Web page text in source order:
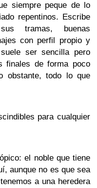
siempre peque de lo
repentinos. Escribe
tramas, buenas
con perfil propio y
ser sencilla pero
finales de forma poco
obstante, todo lo que
para cualquier
el noble que tiene
aunque no es que sea
a una heredera